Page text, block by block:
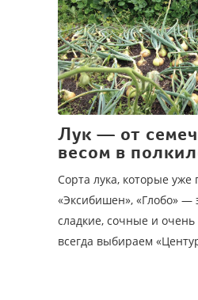
Лук — от
весом в
Сорта лука, которые
«Экси­бишен», «Глобо» —
сладкие, сочные и очень
всегда выбираем